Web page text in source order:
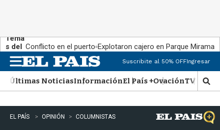
Tema
s del
día:
Conflicto en el puerto Explotaron cajero en Parque Miramar
n
u
Suscribite al 50% OFFIngresar
Últimas NoticiasInformaciónEl País +OvaciónTV Show
M
o
s
t
r
EL PAÍS OPINIÓN COLUMNISTAS